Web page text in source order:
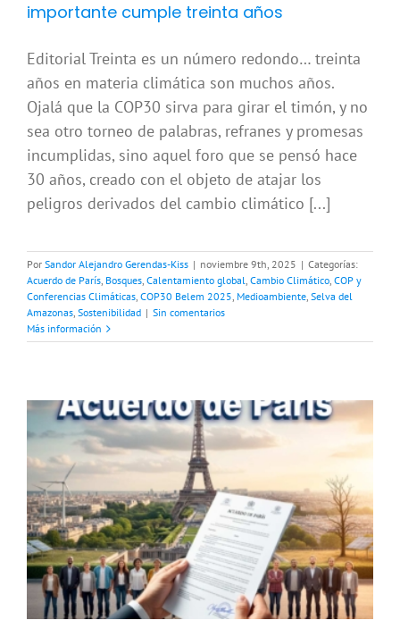
importante cumple treinta años
Editorial Treinta es un número redondo… treinta
años en materia climática son muchos años.
Ojalá que la COP30 sirva para girar el timón, y no
sea otro torneo de palabras, refranes y promesas
incumplidas, sino aquel foro que se pensó hace
30 años, creado con el objeto de atajar los
peligros derivados del cambio climático [...]
Por Sandor Alejandro Gerendas-Kiss | noviembre 9th, 2025 | Categorías:
Acuerdo de París, Bosques, Calentamiento global, Cambio Climático, COP y
Conferencias Climáticas, COP30 Belem 2025, Medioambiente, Selva del
Amazonas, Sostenibilidad | Sin comentarios
Más información